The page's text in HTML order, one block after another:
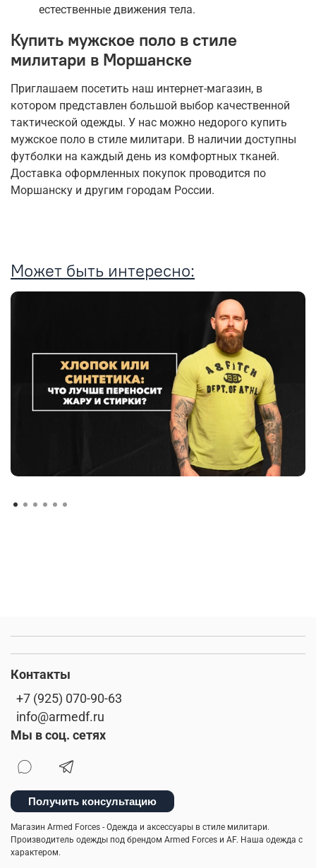
естественные движения тела.
Купить мужское поло в стиле
милитари в Моршанске
Приглашаем посетить наш интернет-магазин, в
котором представлен большой выбор качественной
тактической одежды. У нас можно недорого купить
мужское поло в стиле милитари. В наличии доступны
футболки на каждый день из комфортных тканей.
Доставка оформленных покупок проводится по
Моршанску и другим городам России.
Может быть интересно:
Контакты
+7 (925) 070-90-63
info@armedf.ru
Мы в соц. сетях
Получить консультацию
Магазин Armed Forces - Одежда и аксессуары в стиле милитари.
Производитель одежды под брендом Armed Forces и AF. Наша одежда с
характером.